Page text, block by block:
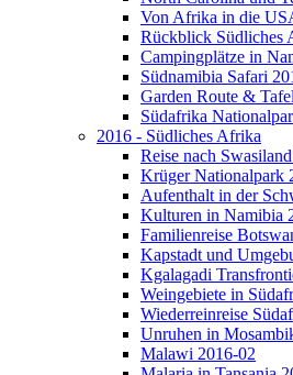
Von Afrika in die
Rückblick Südliches
Campingplätze in
Südnamibia Safari
Garden Route &
Südafrika
2016 - Südliches Afrika
Reise nach
Krüger Nationalpark
Aufenthalt in der
Kulturen in Namibia
Familienreise
Kapstadt und
Kgalagadi
Weingebiete in
Wiederreinreise
Unruhen in
Malawi 2016-02